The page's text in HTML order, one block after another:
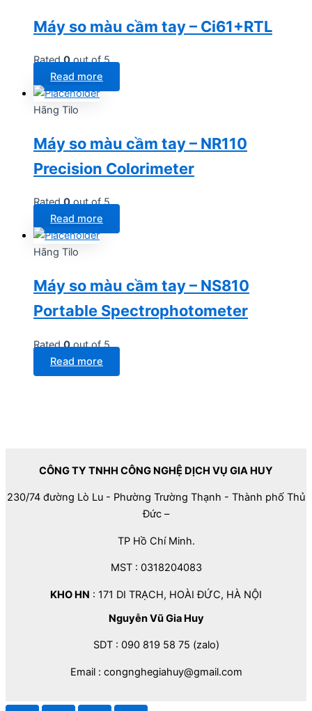
Máy so màu cầm tay – Ci61+RTL
Rated0out of 5
Read more
Hãng Tilo
Máy so màu cầm tay – NR110
Precision Colorimeter
Rated0out of 5
Read more
Hãng Tilo
Máy so màu cầm tay – NS810
Portable Spectrophotometer
Rated0out of 5
Read more
CÔNG TY TNHH CÔNG NGHỆ DỊCH VỤ GIA HUY
230/74 đường Lò Lu - Phường Trường Thạnh - Thành phố Thủ
Đức –
TP Hồ Chí Minh.
MST : 0318204083
KHO HN : 171 DI TRẠCH, HOÀI ĐỨC, HÀ NỘI
Nguyễn Vũ Gia Huy
SDT : 090 819 58 75 (zalo)
Email : congnghegiahuy@gmail.com